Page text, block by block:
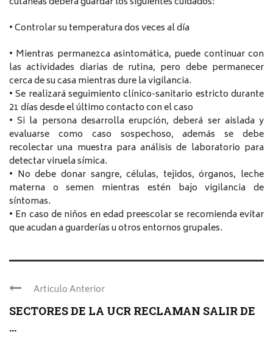
• Controlar su temperatura dos veces al día
• Mientras permanezca asintomática, puede continuar con
las actividades diarias de rutina, pero debe permanecer
cerca de su casa mientras dure la vigilancia.
• Se realizará seguimiento clínico-sanitario estricto durante
21 días desde el último contacto con el caso
• Si la persona desarrolla erupción, deberá ser aislada y
evaluarse como caso sospechoso, además se debe
recolectar una muestra para análisis de laboratorio para
detectar viruela símica.
• No debe donar sangre, células, tejidos, órganos, leche
materna o semen mientras estén bajo vigilancia de
síntomas.
• En caso de niños en edad preescolar se recomienda evitar
que acudan a guarderías u otros entornos grupales.
Articulo Anterior
SECTORES DE LA UCR RECLAMAN SALIR DE
...